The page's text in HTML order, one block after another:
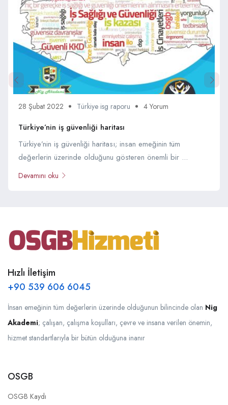
28 Şubat 2022 Türkiye isg raporu 4 Yorum
Türkiye’nin iş güvenliği haritası
Türkiye’nin iş güvenliği haritası; insan emeğinin tüm
değerlerin üzerinde olduğunu gösteren önemli bir ...
Devamını oku
Hızlı İletişim
+90 539 606 6045
İnsan emeğinin tüm değerlerin üzerinde olduğunun bilincinde olan Nig
Akademi; çalışan, çalışma koşulları, çevre ve insana verilen önemin,
hizmet standartlarıyla bir bütün olduğuna inanır
OSGB
OSGB Kaydı